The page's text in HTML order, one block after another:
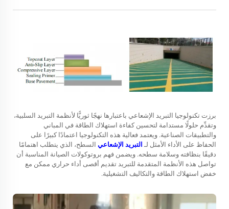
برزت تكنولوجيا التبريد الإشعاعي باعتبارها نهجًا ثوريًّا لأنظمة التبريد السلبية،
وتقدِّم حلولًا مستدامة لتحسين كفاءة استهلاك الطاقة في المباني
والتطبيقات الصناعية. ويعتمد فعالية هذه التكنولوجيا اعتمادًا كبيرًا على
الحفاظ على الأداء الأمثل لـ التبريد الإشعاعي السطح، الذي يتطلب اهتمامًا
دقيقًا بنظافته وسلامة سطحه. ويضمن فهم بروتوكولات الصيانة المناسبة أن
تواصل هذه الأنظمة المتقدمة للتبريد تقديم أقصى أداء حراري ممكن مع
خفض استهلاك الطاقة والتكاليف التشغيلية.